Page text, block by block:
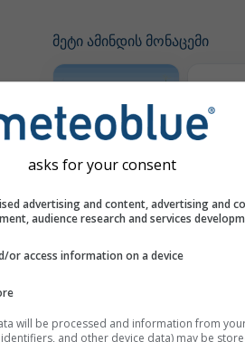
მეტი ამინდის მონაცემი
AGRO
asks for your consent
advertising and content, advertising and
audience research and services
or access information on a device
will be processed and information from
and other device data) may be